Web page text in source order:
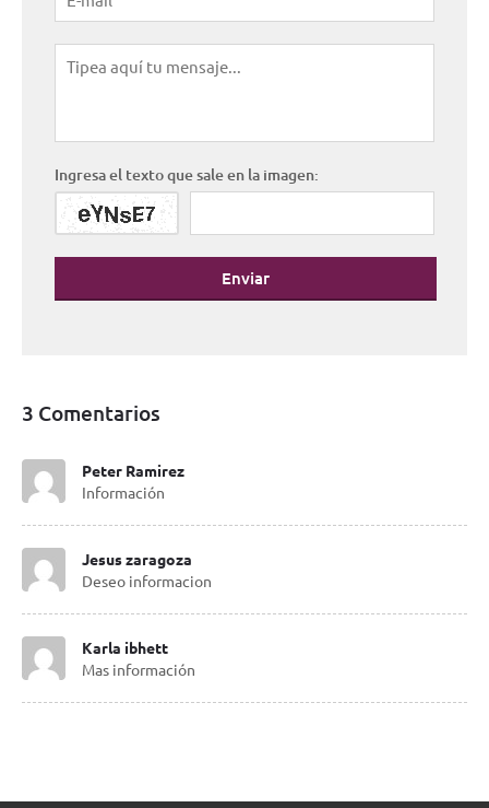
Ingresa el texto que sale en la imagen:
Enviar
3 Comentarios
Peter Ramirez
Información
Jesus zaragoza
Deseo informacion
Karla ibhett
Mas información